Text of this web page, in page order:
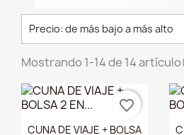
Precio: de más bajo a más alto
Mostrando 1-14 de 14
Vista rápida
CUNA DE VIAJE + BOLSA
favorite_border